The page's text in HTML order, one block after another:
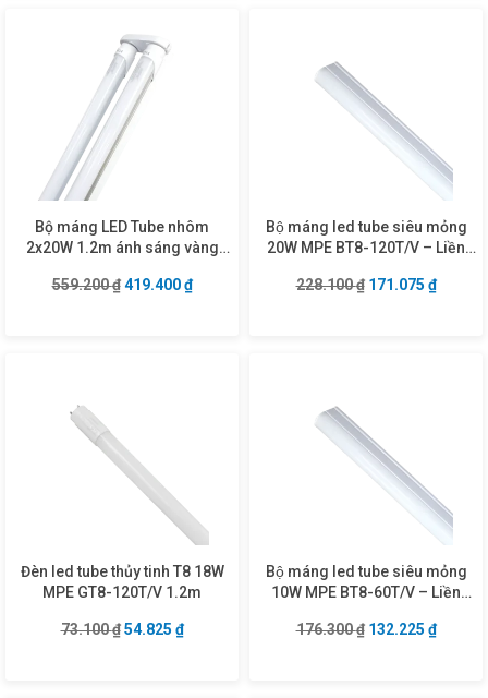
Bộ máng LED Tube nhôm
2x20W 1.2m ánh sáng vàng
559.200₫ Giá gốc là: 559.200 ₫.
419.400₫Giá hiện tại là: 419.400 ₫.
Bộ máng led tube siêu mỏng
20W MPE BT8-120T/V – Liền
228.100₫ Giá gốc là:
171.075 ₫Giá
Đèn led tube thủy tinh T8 18W
MPE GT8-120T/V 1.2m
73.100₫ Giá gốc là: 73.100 ₫.
54.825 ₫Giá hiện tại là: 54.825 ₫.
Bộ máng led tube siêu mỏng
10W MPE BT8-60T/V – Liền
176.300₫ Giá gốc là:
132.225 ₫Giá